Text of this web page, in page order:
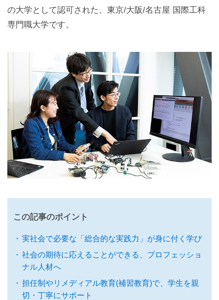
の大学として認可された、東京/大阪/名古屋 国際工科
専門職大学です。
この記事のポイント
実社会で必要な「総合的な実践力」が身に付く学び
社会の期待に応えることができる、プロフェッショ
ナル人材へ
担任制やリメディアル教育(補習教育)で、学生を親
切・丁寧にサポート